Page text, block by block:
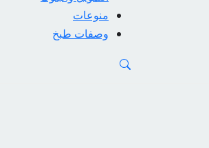
منوعات
وصفات طبخ